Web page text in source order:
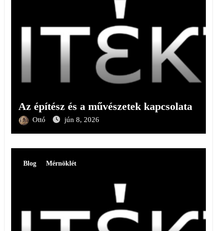
Az építész és a művészetek kapcsolata
Ottó jún 8, 2026
Blog Mérnöklét